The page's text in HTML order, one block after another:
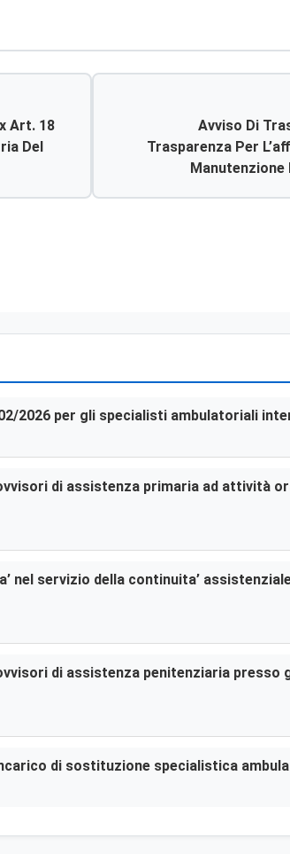
Art. 18
Avviso Di
Trasparenza Per
2026 per gli specialisti ambulatoriali
di assistenza primaria ad attività
servizio della continuita’
di assistenza penitenziaria
di sostituzione specialistica